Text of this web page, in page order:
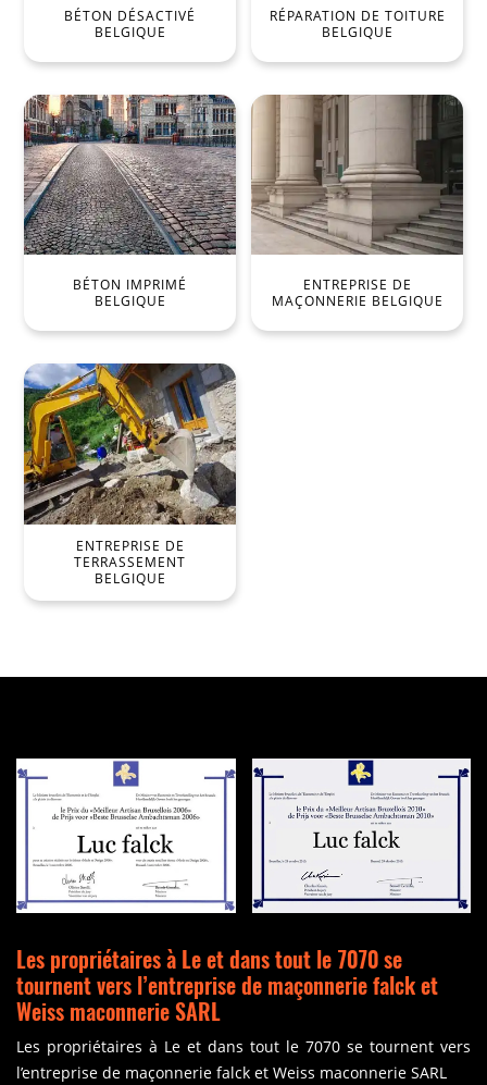
BÉTON DÉSACTIVÉ
BELGIQUE
RÉPARATION DE TOITURE
BELGIQUE
BÉTON IMPRIMÉ
BELGIQUE
ENTREPRISE DE
MAÇONNERIE BELGIQUE
ENTREPRISE DE
TERRASSEMENT
BELGIQUE
Les propriétaires à Le et dans tout le 7070 se
tournent vers l’entreprise de maçonnerie falck et
Weiss maconnerie SARL
Les propriétaires à Le et dans tout le 7070 se tournent vers
l’entreprise de maçonnerie falck et Weiss maconnerie SARL